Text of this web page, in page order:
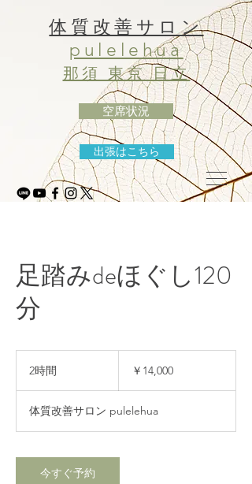
体質改善サロン
pulelehua
那須 東京 日立
空席状況
出張はこちら
足踏みdeほぐし120
分
2時間 ￥14,000
体質改善サロン pulelehua
今すぐ予約